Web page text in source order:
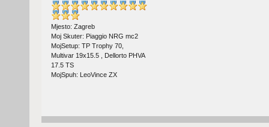
Mjesto: Zagreb
Moj Skuter: Piaggio NRG mc2
MojSetup: TP Trophy 70,
Multivar 19x15.5 , Dellorto PHVA
17.5 TS
MojSpuh: LeoVince ZX